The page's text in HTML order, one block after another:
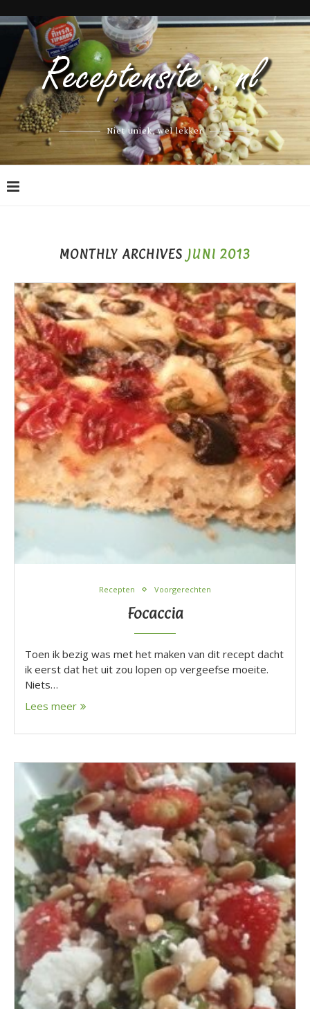
Niet uniek, wel lekker
MONTHLY ARCHIVES JUNI 2013
Recepten Voorgerechten
Focaccia
Toen ik bezig was met het maken van dit recept dacht
ik eerst dat het uit zou lopen op vergeefse moeite.
Niets…
Lees meer